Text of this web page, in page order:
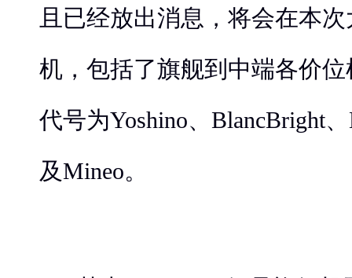
且已经放出消息，将会在本
机，包括了旗舰到中端各价
代号为Yoshino、BlancBright
及Mineo。